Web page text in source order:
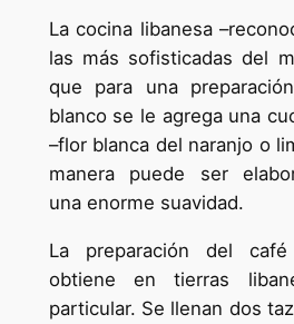
La cocina libanesa
las más sofisticadas del
que para una
blanco se le agrega una
–flor blanca del naranjo o
manera puede ser
una enorme suavidad.
La preparación del
obtiene en tierras
particular. Se llenan dos